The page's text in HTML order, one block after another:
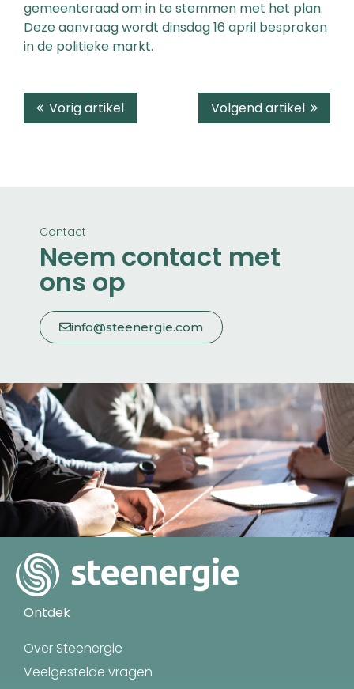
gemeenteraad om in te stemmen met het plan.
Deze aanvraag wordt dinsdag 16 april besproken
in de politieke markt.
Vorig artikel Volgend artikel
Contact
Neem contact met
ons op
info@steenergie.com
Ontdek
Over Steenergie
Veelgestelde vragen